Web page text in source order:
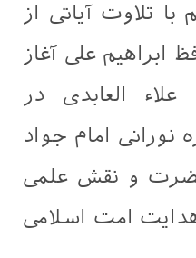
تلاوت آیاتی از
علی آغاز
العابدی در
نورانی امام جواد
و نقش علمی
امت اسلامی